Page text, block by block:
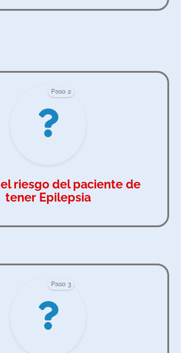
riesgo del paciente de
tener Epilepsia
Paso 2
Paso 3